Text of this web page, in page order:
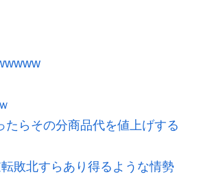
たらその分商品代を値上げする
敗北すらあり得るような情勢